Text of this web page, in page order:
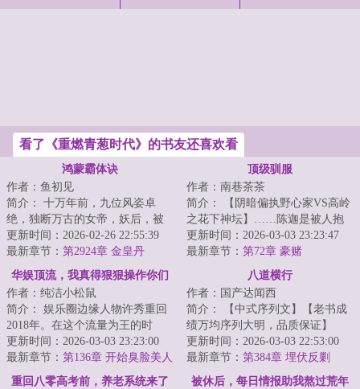
看了《重燃青葱时代》的书友还喜欢看
鸿蒙霸体诀
作者：鱼初见
简介： 十万年前，九位风姿卓
绝，独断万古的女帝，妖后，被
封印于鸿蒙金塔之中。
更新时间：2026-02-26 22:55:39
最新章节： 第2924章 金皇丹
顶级驯服
作者：南巷茶茶
简介： 【阴暗偏执野心家VS高岭
之花下神坛】……陈迦是被人抱
错的真千金。
更新时间：2026-03-03 23:23:47
最新章节： 第72章 豪赌
华娱顶流，我真得狠狠操作你们
了
作者：纯洁小松鼠
简介： 娱乐圈边缘人物许秀重回
2018年。在这个流量为王的时
代，四大三小如日中天，大花与
小花...
更新时间：2026-03-03 23:23:00
最新章节： 第136章 开始臭脸美人
养成计划（补更求月票求订阅）
八道横行
作者：国产达闻西
简介： 【中式序列文】【老书成
绩万均序列大明，品质保证】
地有东南...
更新时间：2026-03-03 22:53:00
最新章节： 第384章 埋伏反剿
重回八零高考前，养老系统来了
被休后，每日情报助我熬过荒年